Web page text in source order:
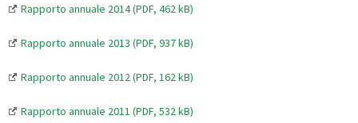
Rapporto annuale 2014 (PDF, 462 kB)
Rapporto annuale 2013 (PDF, 937 kB)
Rapporto annuale 2012 (PDF, 162 kB)
Rapporto annuale 2011 (PDF, 532 kB)